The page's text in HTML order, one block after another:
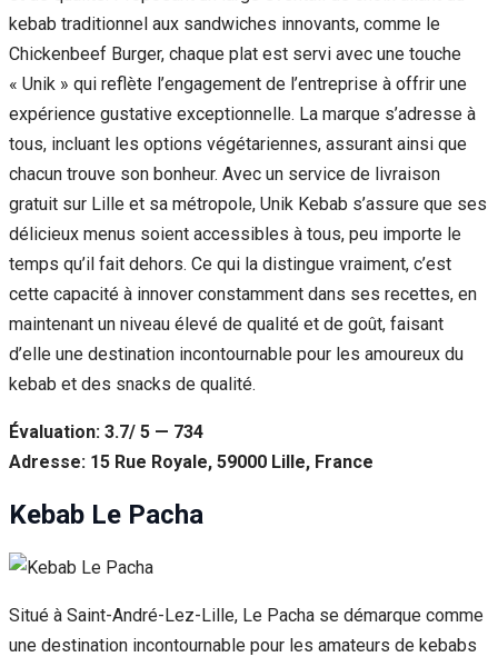
kebab traditionnel aux sandwiches innovants, comme le
Chickenbeef Burger, chaque plat est servi avec une touche
« Unik » qui reflète l’engagement de l’entreprise à offrir une
expérience gustative exceptionnelle. La marque s’adresse à
tous, incluant les options végétariennes, assurant ainsi que
chacun trouve son bonheur. Avec un service de livraison
gratuit sur Lille et sa métropole, Unik Kebab s’assure que ses
délicieux menus soient accessibles à tous, peu importe le
temps qu’il fait dehors. Ce qui la distingue vraiment, c’est
cette capacité à innover constamment dans ses recettes, en
maintenant un niveau élevé de qualité et de goût, faisant
d’elle une destination incontournable pour les amoureux du
kebab et des snacks de qualité.
Évaluation: 3.7/ 5 — 734
Adresse: 15 Rue Royale, 59000 Lille, France
Kebab Le Pacha
Situé à Saint-André-Lez-Lille, Le Pacha se démarque comme
une destination incontournable pour les amateurs de kebabs